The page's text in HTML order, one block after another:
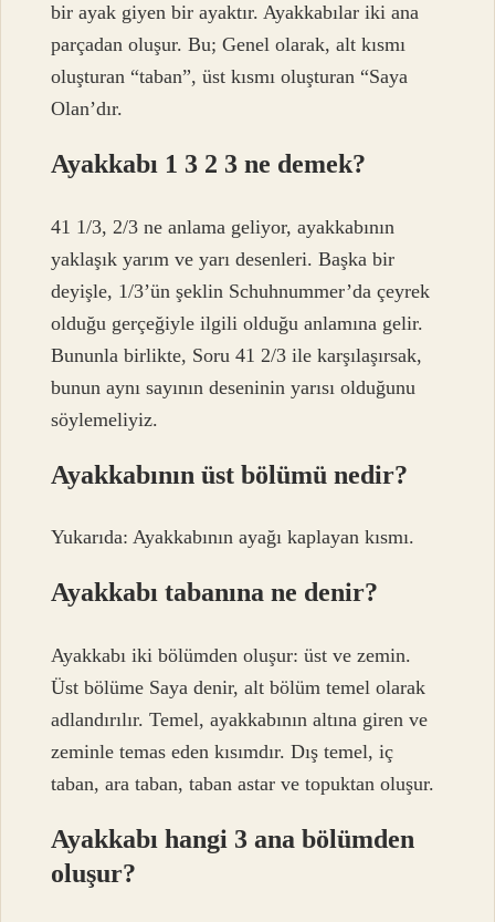
bir ayak giyen bir ayaktır. Ayakkabılar iki ana
parçadan oluşur. Bu; Genel olarak, alt kısmı
oluşturan “taban”, üst kısmı oluşturan “Saya
Olan’dır.
Ayakkabı 1 3 2 3 ne demek?
41 1/3, 2/3 ne anlama geliyor, ayakkabının
yaklaşık yarım ve yarı desenleri. Başka bir
deyişle, 1/3’ün şeklin Schuhnummer’da çeyrek
olduğu gerçeğiyle ilgili olduğu anlamına gelir.
Bununla birlikte, Soru 41 2/3 ile karşılaşırsak,
bunun aynı sayının deseninin yarısı olduğunu
söylemeliyiz.
Ayakkabının üst bölümü nedir?
Yukarıda: Ayakkabının ayağı kaplayan kısmı.
Ayakkabı tabanına ne denir?
Ayakkabı iki bölümden oluşur: üst ve zemin.
Üst bölüme Saya denir, alt bölüm temel olarak
adlandırılır. Temel, ayakkabının altına giren ve
zeminle temas eden kısımdır. Dış temel, iç
taban, ara taban, taban astar ve topuktan oluşur.
Ayakkabı hangi 3 ana bölümden
oluşur?